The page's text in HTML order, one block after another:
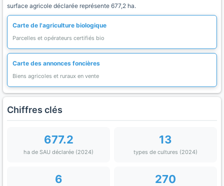
surface agricole déclarée représente 677,2 ha.
Carte de l'agriculture biologique
Parcelles et opérateurs certifiés bio
Carte des annonces foncières
Biens agricoles et ruraux en vente
Chiffres clés
677.2
ha de SAU déclarée (2024)
13
types de cultures (2024)
6 270